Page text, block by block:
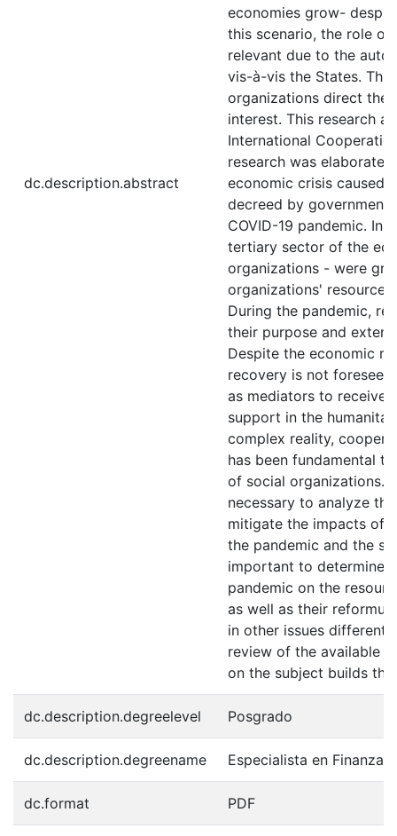
dc.description.abstract
economies grow-
this scenario, the role of
relevant due to the
vis-à-vis the States.
organizations direct
interest. This research
International
research was
economic crisis caused
decreed by
COVID-19 pandemic. In
tertiary sector of the
organizations - were
organizations'
During the pandemic,
their purpose and
Despite the economic
recovery is not
as mediators to receive
support in the
complex reality,
has been fundamental
of social organizations.
necessary to analyze
mitigate the impacts of
the pandemic and the
important to determine
pandemic on the
as well as their
in other issues different
review of the available
on the subject builds
dc.description.degreelevel Posgrado
dc.description.degreename Especialista en
dc.format PDF